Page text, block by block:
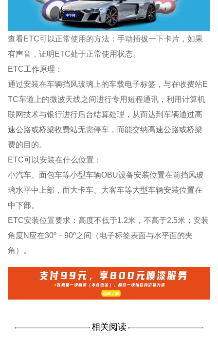
查看ETC可以正常使用的方法：手动插拔一下卡片，如果
有声音，证明ETC处于正常使用状态。
ETC工作原理：
通过安装在车辆挡风玻璃上的车载电子标签，与在收费站E
TC车道上的微波天线之间进行专用短程通讯，利用计算机
联网技术与银行进行后台结算处理，从而达到车辆通过高
速公路或桥梁收费站无需停车，而能交纳高速公路或桥梁
费的目的。
ETC可以安装在什么位置：
小汽车、面包车等小型车辆OBU设备安装位置在前挡风玻
璃水平中上部，而大卡车、大客车等大型车辆安装位置在
中下部。
ETC安装位置要求：高度不低于1.2米，不高于2.5米；安装
角度N应在30º－90º之间（电子标签表面与水平面的夹
角）。
相关阅读